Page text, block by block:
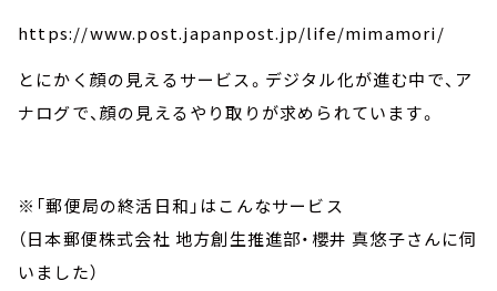
https://www.post.japanpost.jp/life/mimamori/
とにかく顔の見えるサービス。デジタル化が進む中で、ア
ナログで、顔の見えるやり取りが求められています。
※「郵便局の終活日和」はこんなサービス
（日本郵便株式会社 地方創生推進部・櫻井 真悠子さんに伺
いました）